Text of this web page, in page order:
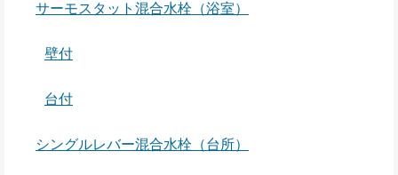
サーモスタット混合水栓（浴室）
壁付
台付
シングルレバー混合水栓（台所）